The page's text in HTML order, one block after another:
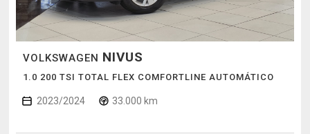
VOLKSWAGEN NIVUS
1.0 200 TSI TOTAL FLEX COMFORTLINE AUTOMÁTICO
2023/2024 33.000 km